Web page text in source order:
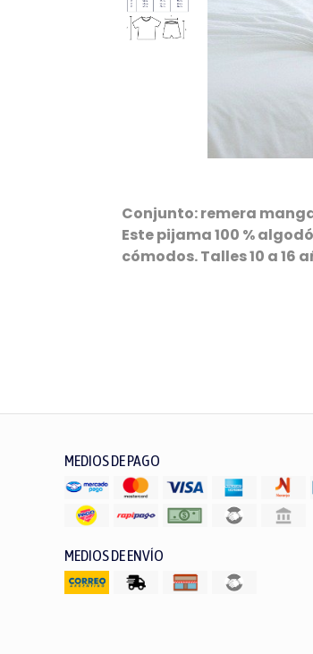
Conjunto: remera
Este pijama 100 %
cómodos. Talles 10 a 16
MEDIOS DE PAGO
MEDIOS DE ENVÍO